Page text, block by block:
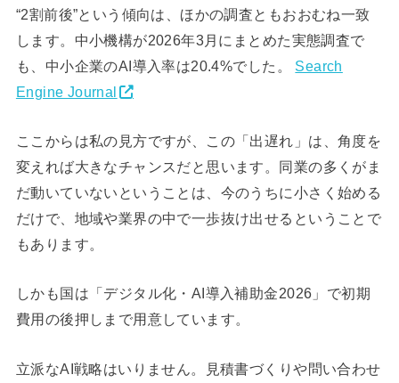
“2割前後”という傾向は、ほかの調査ともおおむね一致
します。中小機構が2026年3月にまとめた実態調査で
も、中小企業のAI導入率は20.4%でした。 Search
Engine Journal
ここからは私の見方ですが、この「出遅れ」は、角度を
変えれば大きなチャンスだと思います。同業の多くがま
だ動いていないということは、今のうちに小さく始める
だけで、地域や業界の中で一歩抜け出せるということで
もあります。
しかも国は「デジタル化・AI導入補助金2026」で初期
費用の後押しまで用意しています。
立派なAI戦略はいりません。見積書づくりや問い合わせ